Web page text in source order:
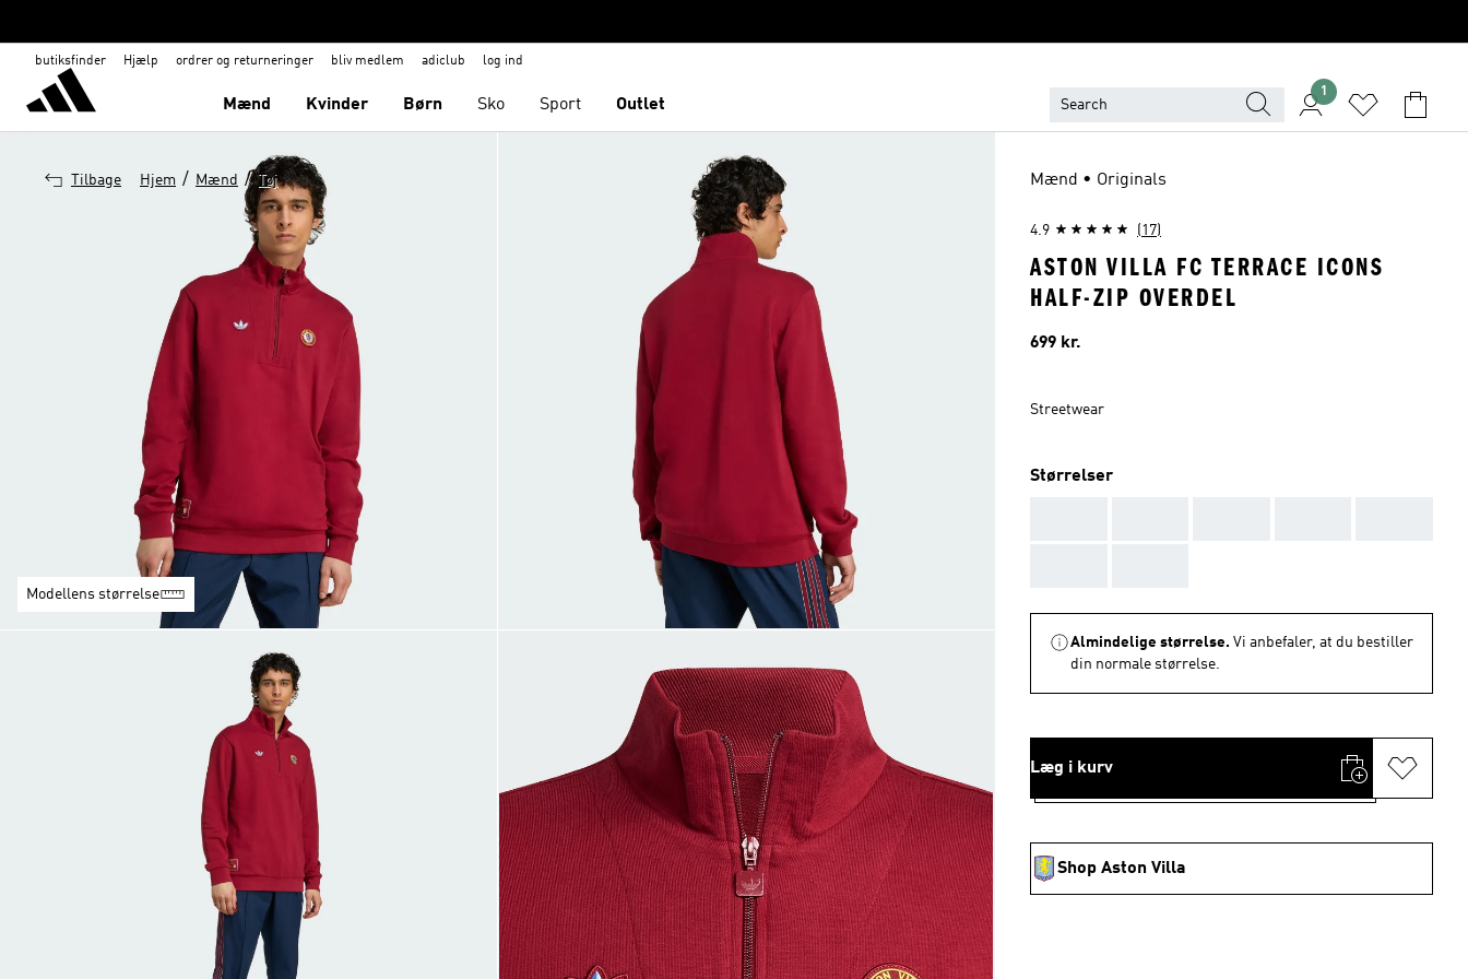
butiksfinder Hjælp ordrer og returneringer bliv medlem adiclub log ind
Mænd Kvinder Børn Sko Sport Outlet
1
Tilbage Hjem / Mænd / Tøj
Modellens størrelse
Mænd • Originals
4.9 (17)
ASTON VILLA FC TERRACE ICONS
HALF-ZIP OVERDEL
Pris
699 kr.
Streetwear
Størrelser
Almindelige størrelse. Vi anbefaler, at du bestiller
din normale størrelse.
Læg i kurv
Shop Aston Villa